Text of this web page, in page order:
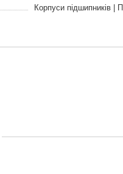
Корпуси підшипників |